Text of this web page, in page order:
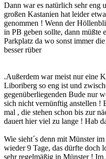
Dann war es natürlich sehr eng
großen Kastanien hat leider
genommen ! Wenn der
in PB geben sollte, dann müßte
Parkplatz da wo sonst immer
besser rüber
.Außerdem war meist nur eine
Liboriberg so eng ist und
gegenüberliegenden Bude nur
sich nicht vernünftig anstellen !
mal , die stehen schon bis zur
dauert hier viel zu lange ! Hab
Wie sieht´s denn mit Münster
wieder 9 Tage, das dürfte doch
sehr regelmäßig in Münster !